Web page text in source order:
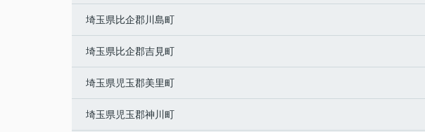
埼玉県比企郡川島町
埼玉県比企郡吉見町
埼玉県児玉郡美里町
埼玉県児玉郡神川町